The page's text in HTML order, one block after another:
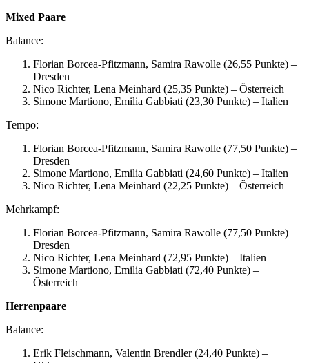
Mixed Paare
Balance:
Florian Borcea-Pfitzmann, Samira Rawolle (26,55 Punkte) –
Dresden
Nico Richter, Lena Meinhard (25,35 Punkte) – Österreich
Simone Martiono, Emilia Gabbiati (23,30 Punkte) – Italien
Tempo:
Florian Borcea-Pfitzmann, Samira Rawolle (77,50 Punkte) –
Dresden
Simone Martiono, Emilia Gabbiati (24,60 Punkte) – Italien
Nico Richter, Lena Meinhard (22,25 Punkte) – Österreich
Mehrkampf:
Florian Borcea-Pfitzmann, Samira Rawolle (77,50 Punkte) –
Dresden
Nico Richter, Lena Meinhard (72,95 Punkte) – Italien
Simone Martiono, Emilia Gabbiati (72,40 Punkte) –
Österreich
Herrenpaare
Balance:
Erik Fleischmann, Valentin Brendler (24,40 Punkte) –